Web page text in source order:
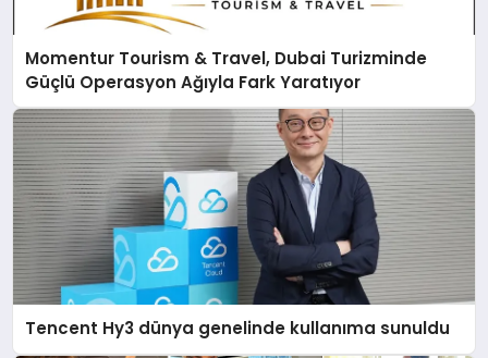
Momentur Tourism & Travel, Dubai Turizminde
Güçlü Operasyon Ağıyla Fark Yaratıyor
Tencent Hy3 dünya genelinde kullanıma sunuldu